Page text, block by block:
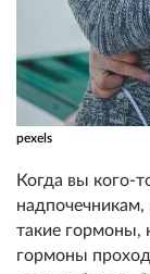
pexels
Когда вы кого-
такие гормоны,
гормоны